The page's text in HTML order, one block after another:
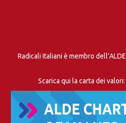
Radicali Italiani è membro
Scarica qui la carta dei valori: